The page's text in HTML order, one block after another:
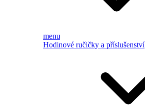
menu
Hodinové ručičky a příslušenství